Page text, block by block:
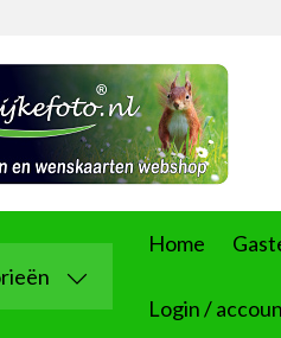
Home
Login /